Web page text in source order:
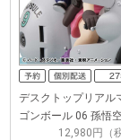
デスクトップリアル
ゴンボール 06 孫悟空
12,980円（